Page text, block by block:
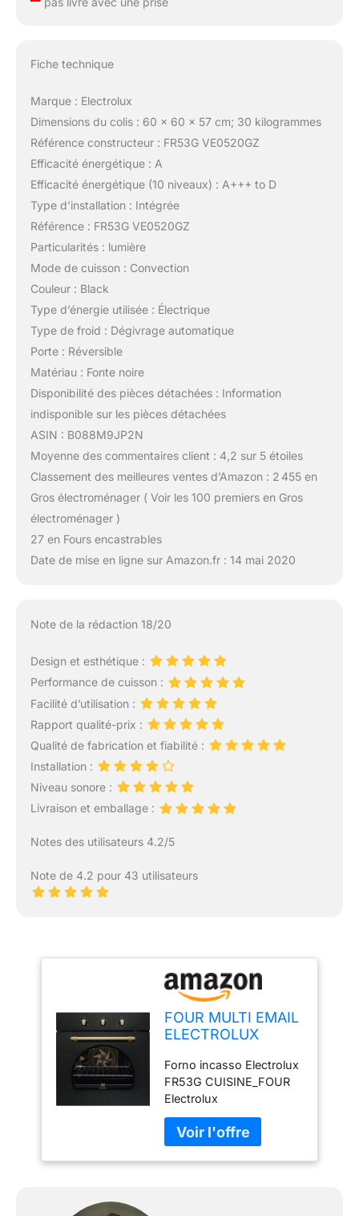
Fiche technique
Marque : Electrolux
Dimensions du colis : 60 x 60 x 57 cm; 30 kilogrammes
Référence constructeur : FR53G VE0520GZ
Efficacité énergétique : A
Efficacité énergétique (10 niveaux) : A+++ to D
Type d’installation : Intégrée
Référence : FR53G VE0520GZ
Particularités : lumière
Mode de cuisson : Convection
Couleur : Black
Type d’énergie utilisée : Électrique
Type de froid : Dégivrage automatique
Porte : Réversible
Matériau : Fonte noire
Disponibilité des pièces détachées : Information
indisponible sur les pièces détachées
ASIN : B088M9JP2N
Moyenne des commentaires client : 4,2 sur 5 étoiles
Classement des meilleures ventes d’Amazon : 2 455 en
Gros électroménager ( Voir les 100 premiers en Gros
électroménager )
27 en Fours encastrables
Date de mise en ligne sur Amazon.fr : 14 mai 2020
Note de la rédaction 18/20
Design et esthétique :
Performance de cuisson :
Facilité d’utilisation :
Rapport qualité-prix :
Qualité de fabrication et fiabilité :
Installation :
Niveau sonore :
Livraison et emballage :
Notes des utilisateurs 4.2/5
Note de 4.2 pour 43 utilisateurs
FOUR MULTI EMAIL
ELECTROLUX
Forno incasso Electrolux
FR53G CUISINE_FOUR
Electrolux